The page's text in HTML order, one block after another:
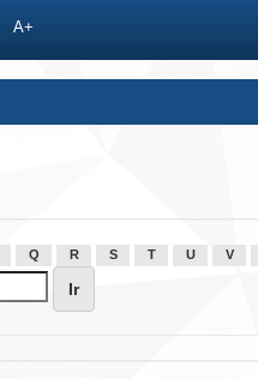
A+
Q R S T U V